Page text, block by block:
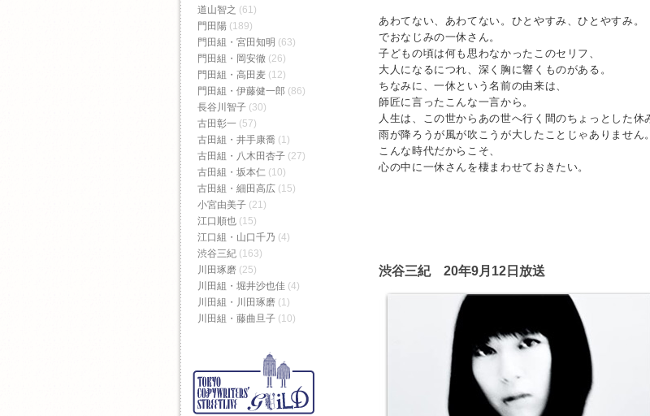
あわてない、あわてない。ひとやすみ、ひとやすみ。
でおなじみの一休さん。
子どもの頃は何も思わなかったこのセリフ、
大人になるにつれ、深く胸に響くものがある。
ちなみに、一休という名前の由来は、
師匠に言ったこんな一言から。
人生は、この世からあの世へ行く間のちょっとした休
雨が降ろうが風が吹こうが大したことじゃありません。
こんな時代だからこそ、
心の中に一休さんを棲まわせておきたい。
渋谷三紀 20年9月12日放送
道山智之 (61)
門田陽 (189)
門田組・宮田知明 (63)
門田組・岡安徹 (26)
門田組・高田麦 (12)
門田組・伊藤健一郎 (86)
長谷川智子 (30)
古田彰一 (57)
古田組・井手康喬 (1)
古田組・八木田杏子 (27)
古田組・坂本仁 (10)
古田組・細田高広 (15)
小宮由美子 (21)
江口順也 (15)
江口組・山口千乃 (4)
渋谷三紀 (163)
川田琢磨 (25)
川田組・堀井沙也佳 (4)
川田組・川田琢磨 (1)
川田組・藤曲旦子 (10)